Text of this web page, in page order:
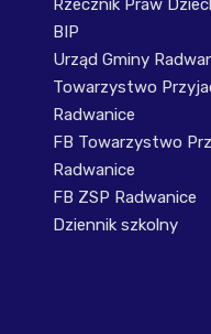
Rzecznik Praw
BIP
Urząd Gminy
Towarzystwo
Radwanice
FB Towarzystwo
Radwanice
FB ZSP Radwanice
Dziennik szkolny